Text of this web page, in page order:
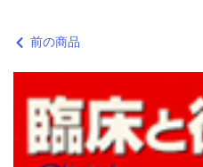
前の商品